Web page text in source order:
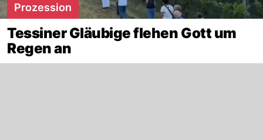
Prozession
Tessiner Gläubige flehen Gott um
Regen an